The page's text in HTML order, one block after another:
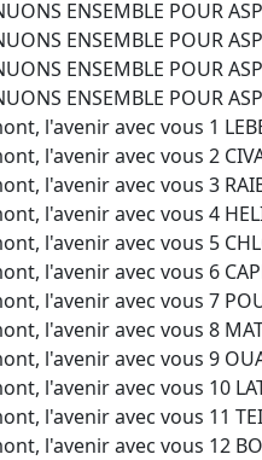
ENSEMBLE POUR
ENSEMBLE POUR
ENSEMBLE POUR
ENSEMBLE POUR
l'avenir avec vous 1
l'avenir avec vous 2
l'avenir avec vous 3
l'avenir avec vous 4
l'avenir avec vous 5
l'avenir avec vous 6
l'avenir avec vous 7
l'avenir avec vous 8
l'avenir avec vous 9
l'avenir avec vous 10
l'avenir avec vous 11
l'avenir avec vous 12